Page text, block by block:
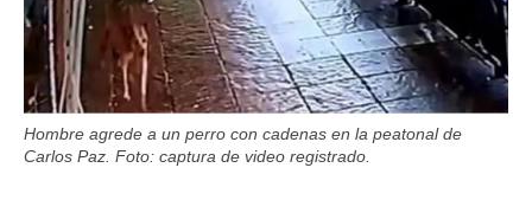
Hombre agrede a un perro con cadenas en la peatonal de
Carlos Paz. Foto: captura de video registrado.